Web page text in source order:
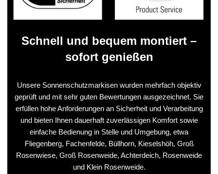
Schnell und bequem montiert –
sofort genießen
Unsere Sonnenschutzmarkisen wurden mehrfach objektiv
geprüft und mit sehr guten Bewertungen ausgezeichnet. Sie
erfüllen hohe Anforderungen an Sicherheit und Verarbeitung
und bieten Ihnen dauerhaft zuverlässigen Komfort sowie
einfache Bedienung in Stelle und Umgebung, etwa
Fliegenberg, Fachenfelde, Büllhorn, Kieselshöh, Groß
Rosenwiese, Groß Rosenweide, Achterdeich, Rosenweide
und Klein Rosenweide.